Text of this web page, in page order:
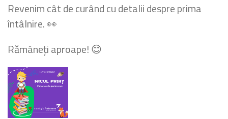
Revenim cât de curând cu detalii despre prima
întâlnire.👀
Rămâneți aproape!😊